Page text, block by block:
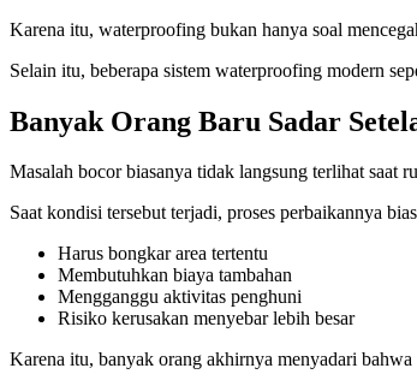
Karena itu, waterproofing bukan hanya soal
Selain itu, beberapa sistem waterproofing modern
Banyak Orang Baru Sadar
Masalah bocor biasanya tidak langsung terlihat saat
Saat kondisi tersebut terjadi, proses perbaikannya
Harus bongkar area tertentu
Membutuhkan biaya tambahan
Mengganggu aktivitas penghuni
Risiko kerusakan menyebar lebih besar
Karena itu, banyak orang akhirnya menyadari